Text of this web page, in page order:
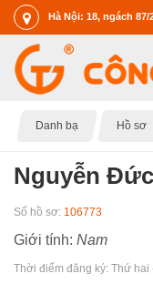
Hà Nội: 18, ngách 87/
Danh bạ Hồ sơ
Nguyễn
Số hồ sơ: 106773
Giới tính: Nam
Thời điểm đăng ký: Thứ hai